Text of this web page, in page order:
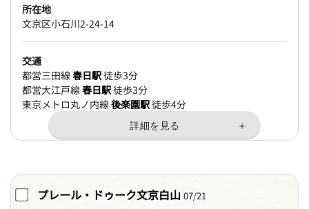
所在地
文京区小石川2-24-14
交通
都営三田線春日駅徒歩3分
都営大江戸線春日駅徒歩3分
東京メトロ丸ノ内線後楽園駅徒歩4分
プレール・ドゥーク文京白山 07/21